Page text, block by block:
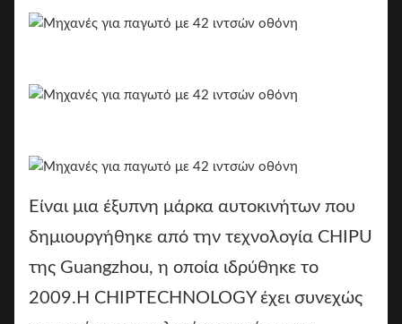
Είναι μια έξυπνη μάρκα αυτοκινήτων που
δημιουργήθηκε από την τεχνολογία CHIPU
της Guangzhou, η οποία ιδρύθηκε το
2009.Η CHIPTECHNOLOGY έχει συνεχώς